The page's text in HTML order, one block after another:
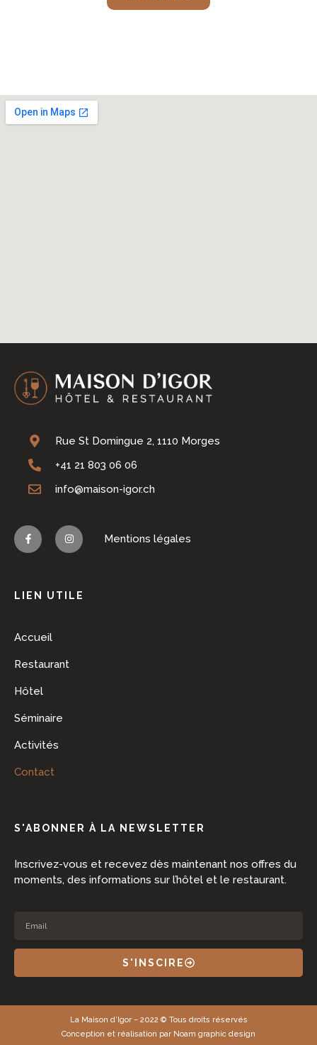
Rue St Domingue 2, 1110 Morges
+41 21 803 06 06
info@maison-igor.ch
Mentions légales
LIEN UTILE
Accueil
Restaurant
Hôtel
Séminaire
Activités
Contact
S'ABONNER À LA NEWSLETTER
Inscrivez-vous et recevez dès maintenant nos offres du
moments, des informations sur l’hôtel et le restaurant.
S'INSCIRE
La Maison d’Igor – 2022 © Tous droits réservés
Conception et réalisation par Noam graphic design